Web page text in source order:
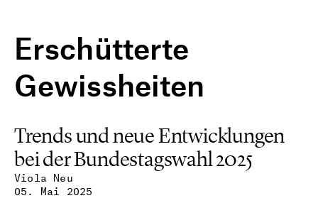
Erschütterte
Gewissheiten
Viola Neu
05. Mai 2025
Trends und neue Entwicklungen
bei der Bundestagswahl 2025